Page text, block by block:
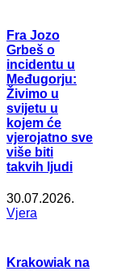
Fra Jozo
Grbeš o
incidentu u
Međugorju:
Živimo u
svijetu u
kojem će
vjerojatno sve
više biti
takvih ljudi
30.07.2026.
Vjera
Krakowiak na